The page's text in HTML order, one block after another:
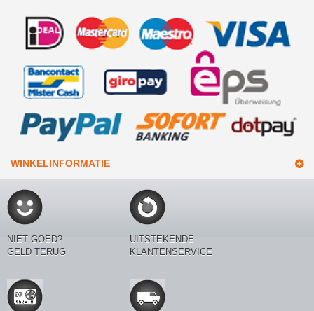
WINKELINFORMATIE
NIET GOED?
GELD TERUG
UITSTEKENDE
KLANTENSERVICE